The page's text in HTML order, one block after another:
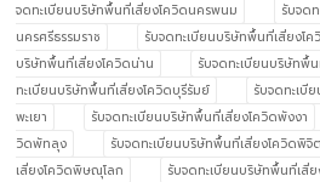
จดทะเบียนบริษัทพื้นที่เสี่ยงโควิดนครพนม
รับจด
นครศรีธรรมราช
รับจดทะเบียนบริษัทพื้นที่เสี่ยงโ
บริษัทพื้นที่เสี่ยงโควิดน่าน
รับจดทะเบียนบริษัทพื้
ทะเบียนบริษัทพื้นที่เสี่ยงโควิดบุรีรัมย์
รับจดทะเบี
พะเยา
รับจดทะเบียนบริษัทพื้นที่เสี่ยงโควิดพังงา
วิดพัทลุง
รับจดทะเบียนบริษัทพื้นที่เสี่ยงโควิดพิจิ
เสี่ยงโควิดพิษณุโลก
รับจดทะเบียนบริษัทพื้นที่เสี่